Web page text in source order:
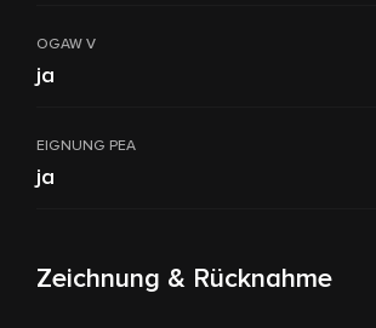
OGAW V
ja
EIGNUNG PEA
ja
Zeichnung & Rücknahme